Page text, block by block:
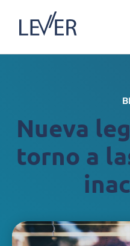
Nueva
torno a